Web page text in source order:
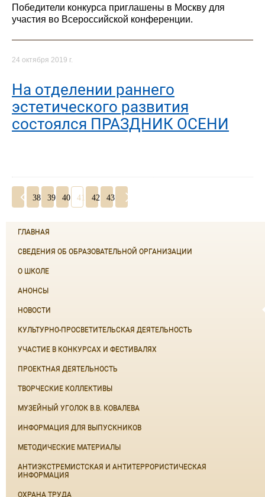
Победители конкурса приглашены в Москву для
участия во Всероссийской конференции.
24 октября 2019 г.
На отделении раннего
эстетического развития
состоялся ПРАЗДНИК ОСЕНИ
38 39 40 41 42 43
ГЛАВНАЯ
СВЕДЕНИЯ ОБ ОБРАЗОВАТЕЛЬНОЙ ОРГАНИЗАЦИИ
О ШКОЛЕ
АНОНСЫ
НОВОСТИ
КУЛЬТУРНО-ПРОСВЕТИТЕЛЬСКАЯ ДЕЯТЕЛЬНОСТЬ
УЧАСТИЕ В КОНКУРСАХ И ФЕСТИВАЛЯХ
ПРОЕКТНАЯ ДЕЯТЕЛЬНОСТЬ
ТВОРЧЕСКИЕ КОЛЛЕКТИВЫ
МУЗЕЙНЫЙ УГОЛОК В.В. КОВАЛЕВА
ИНФОРМАЦИЯ ДЛЯ ВЫПУСКНИКОВ
МЕТОДИЧЕСКИЕ МАТЕРИАЛЫ
АНТИЭКСТРЕМИСТСКАЯ И АНТИТЕРРОРИСТИЧЕСКАЯ
ИНФОРМАЦИЯ
ОХРАНА ТРУДА